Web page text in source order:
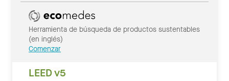
Herramienta de búsqueda de productos sustentables
(en inglés)
Comenzar
LEED v5